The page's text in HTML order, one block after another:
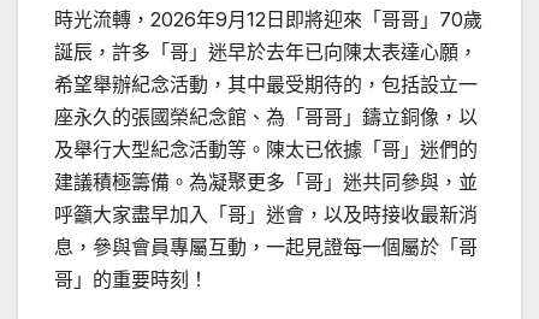
時光流轉，2026年9月12日即將迎來「哥哥」70歲
誕辰，許多「哥」迷早於去年已向陳太表達心願，
希望舉辦紀念活動，其中最受期待的，包括設立一
座永久的張國榮紀念館、為「哥哥」鑄立銅像，以
及舉行大型紀念活動等。陳太已依據「哥」迷們的
建議積極籌備。為凝聚更多「哥」迷共同參與，並
呼籲大家盡早加入「哥」迷會，以及時接收最新消
息，參與會員專屬互動，一起見證每一個屬於「哥
哥」的重要時刻！